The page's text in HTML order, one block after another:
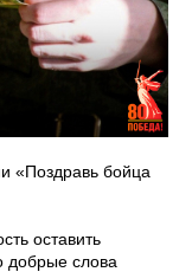
«Поздравь бойца
оставить
добрые слова